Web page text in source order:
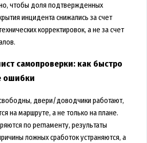
чтобы доля подтвержденных
инцидента снижались за счет
корректировок, а не за счет
самопроверки: как быстро
ошибки
двери/доводчики работают,
на маршруте, а не только на плане.
по регламенту, результаты
ложных сработок устраняются, а